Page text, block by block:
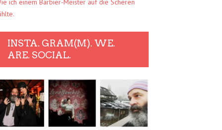
ich einem Barbier-Meister auf die Scheren
INSTA. GRAM(M). WE.
ARE. SOCIAL.